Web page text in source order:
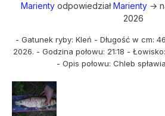
MarientyodpowiedziałMarienty→
2026
- Gatunek ryby: Kleń - Długość w cm:
2026. - Godzina połowu: 21:18 -
- Opis połowu: Chleb